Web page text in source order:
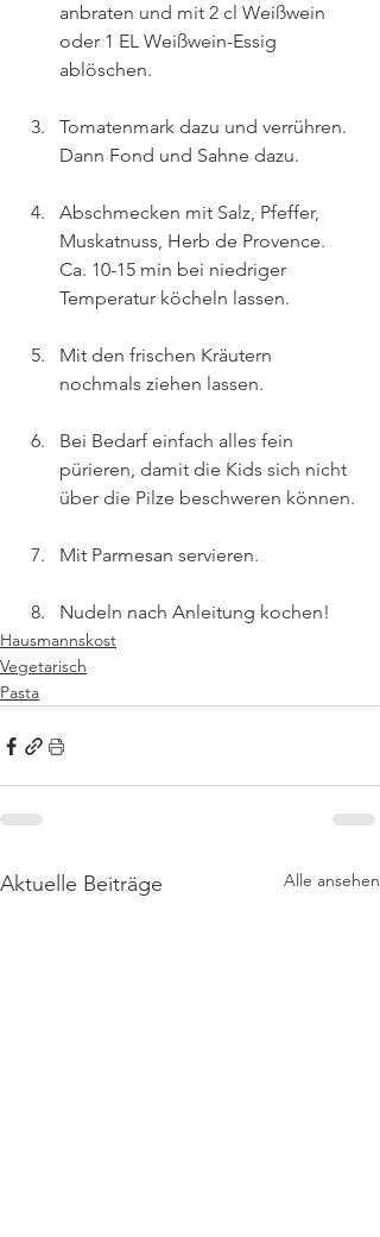
anbraten und mit 2 cl Weißwein
oder 1 EL Weißwein-Essig
ablöschen.
Tomatenmark dazu und verrühren.
Dann Fond und Sahne dazu.
Abschmecken mit Salz, Pfeffer,
Muskatnuss, Herb de Provence.
Ca. 10-15 min bei niedriger
Temperatur köcheln lassen.
Mit den frischen Kräutern
nochmals ziehen lassen.
Bei Bedarf einfach alles fein
pürieren, damit die Kids sich nicht
über die Pilze beschweren können.
Mit Parmesan servieren.
Nudeln nach Anleitung kochen!
Hausmannskost
Vegetarisch
Pasta
Aktuelle Beiträge Alle ansehen